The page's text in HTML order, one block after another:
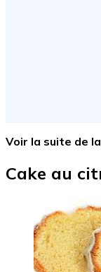
Voir la suite de
Cake au